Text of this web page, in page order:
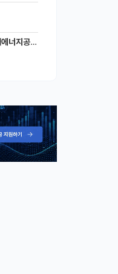
공학과)